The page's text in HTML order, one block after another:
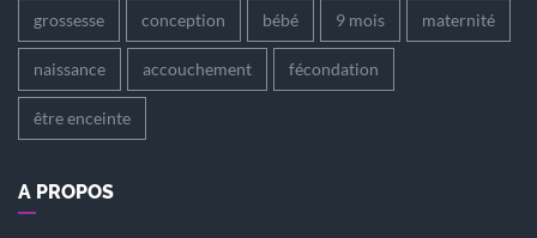
grossesse conception bébé 9 mois maternité
naissance accouchement fécondation
être enceinte
A PROPOS